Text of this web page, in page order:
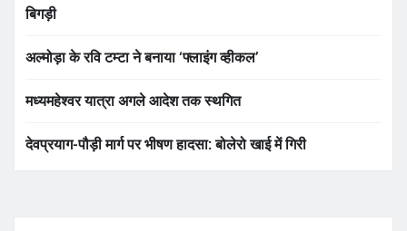
बिगड़ी
अल्मोड़ा के रवि टम्टा ने बनाया ‘फ्लाइंग व्हीकल’
मध्यमहेश्वर यात्रा अगले आदेश तक स्थगित
देवप्रयाग-पौड़ी मार्ग पर भीषण हादसा: बोलेरो खाई में गिरी